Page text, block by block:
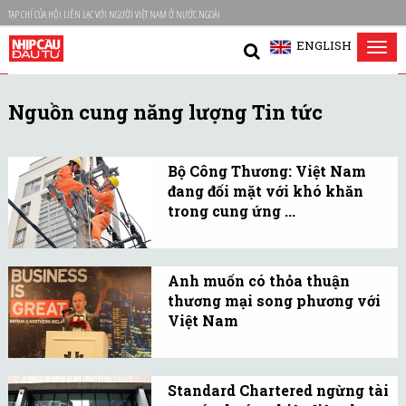
TẠP CHÍ CỦA HỘI LIÊN LẠC VỚI NGƯỜI VIỆT NAM Ở NƯỚC NGOÀI
ENGLISH
Nguồn cung năng lượng Tin tức
Bộ Công Thương: Việt Nam
đang đối mặt với khó khăn
trong cung ứng ...
quyết vấn đề này, Bộ
Công Thương đề xuất cần
quan tâm phát triển các
nguồn điện năng lượng
tái tạo.
Anh muốn có thỏa thuận
thương mại song phương với
Việt Nam
thuận song phương về
Standard Chartered ngừng tài